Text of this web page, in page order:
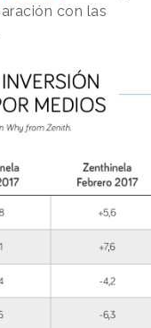
con las